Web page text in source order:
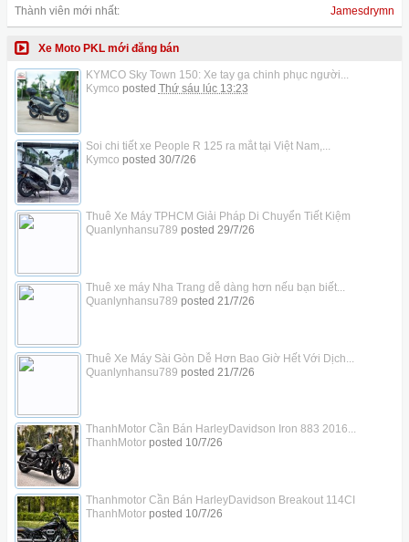
Thành viên mới nhất:
Jamesdrymn
Xe Moto PKL mới đăng bán
KYMCO Sky Town 150: Xe tay ga chinh phục người...
Kymco posted Thứ sáu lúc 13:23
Soi chi tiết xe People R 125 ra mắt tại Việt Nam,...
Kymco posted 30/7/26
Thuê Xe Máy TPHCM Giải Pháp Di Chuyển Tiết Kiệm
Quanlynhansu789 posted 29/7/26
Thuê xe máy Nha Trang dễ dàng hơn nếu bạn biết...
Quanlynhansu789 posted 21/7/26
Thuê Xe Máy Sài Gòn Dễ Hơn Bao Giờ Hết Với Dịch...
Quanlynhansu789 posted 21/7/26
ThanhMotor Cần Bán HarleyDavidson Iron 883 2016...
ThanhMotorposted 10/7/26
Thanhmotor Cần Bán HarleyDavidson Breakout 114CI
ThanhMotorposted 10/7/26